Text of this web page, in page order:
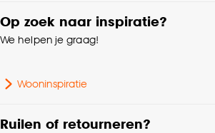
Op zoek naar inspiratie?
We helpen je graag!
Wooninspiratie
Ruilen of retourneren?